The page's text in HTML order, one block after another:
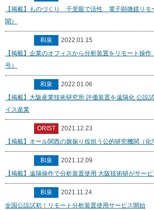
【掲載】ものづくり 千里眼で活性 電子顕微鏡リ
聞）
和泉
2022.01.15
【掲載】企業のオフィスから分析装置をリモート操作
号）
和泉
2022.01.06
【掲載】大阪産業技術研究所 評価装置を遠隔化 公設
イス産業
ORIST
2021.12.23
【掲載】オール関西の旗振り役担う公的研究機関（化
和泉
2021.12.09
【掲載】遠隔操作で分析装置使用 大阪技術研がサービ
和泉
2021.11.24
全国公設試初！リモート分析装置使用サービス開始